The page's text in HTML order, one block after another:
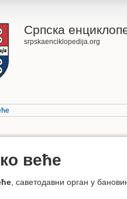
Српска
srpskaenciklopedija.org
веће
, саветодавни орган у